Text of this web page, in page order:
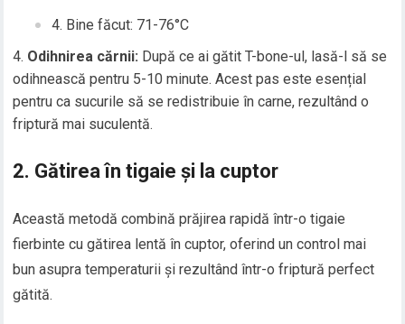
Bine făcut: 71-76°C
Odihnirea cărnii: După ce ai gătit T-bone-ul, lasă-l să se
odihnească pentru 5-10 minute. Acest pas este esențial
pentru ca sucurile să se redistribuie în carne, rezultând o
friptură mai suculentă.
2. Gătirea în tigaie și la cuptor
Această metodă combină prăjirea rapidă într-o tigaie
fierbinte cu gătirea lentă în cuptor, oferind un control mai
bun asupra temperaturii și rezultând într-o friptură perfect
gătită.